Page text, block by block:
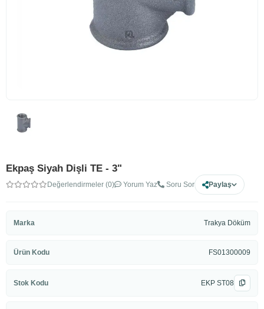
Ekpaş Siyah Dişli TE - 3"
Değerlendirmeler (0) Yorum Yaz Soru Sor Paylaş
Marka Trakya Döküm
Ürün Kodu FS01300009
Stok Kodu EKP ST08